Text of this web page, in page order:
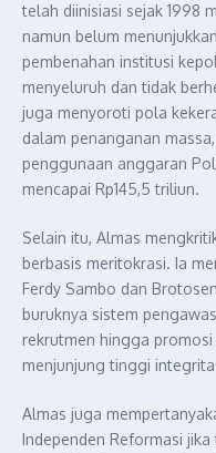
telah diinisiasi sejak 1998
namun belum
pembenahan institusi
menyeluruh dan tidak
juga menyoroti pola
dalam penanganan
penggunaan anggaran
mencapai Rp145,5 triliun.
Selain itu, Almas
berbasis meritokrasi. Ia
Ferdy Sambo dan
buruknya sistem
rekrutmen hingga
menjunjung tinggi
Almas juga
Independen Reformasi